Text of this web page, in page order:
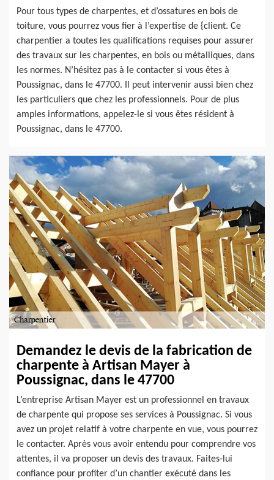
Pour tous types de charpentes, et d’ossatures en bois de
toiture, vous pourrez vous fier à l’expertise de {client. Ce
charpentier a toutes les qualifications requises pour assurer
des travaux sur les charpentes, en bois ou métalliques, dans
les normes. N’hésitez pas à le contacter si vous êtes à
Poussignac, dans le 47700. Il peut intervenir aussi bien chez
les particuliers que chez les professionnels. Pour de plus
amples informations, appelez-le si vous êtes résident à
Poussignac, dans le 47700.
Demandez le devis de la fabrication de
charpente à Artisan Mayer à
Poussignac, dans le 47700
L’entreprise Artisan Mayer est un professionnel en travaux
de charpente qui propose ses services à Poussignac. Si vous
avez un projet relatif à votre charpente en vue, vous pourrez
le contacter. Après vous avoir entendu pour comprendre vos
attentes, il va proposer un devis des travaux. Faites-lui
confiance pour profiter d’un chantier exécuté dans les